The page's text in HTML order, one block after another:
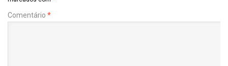
Comentário *